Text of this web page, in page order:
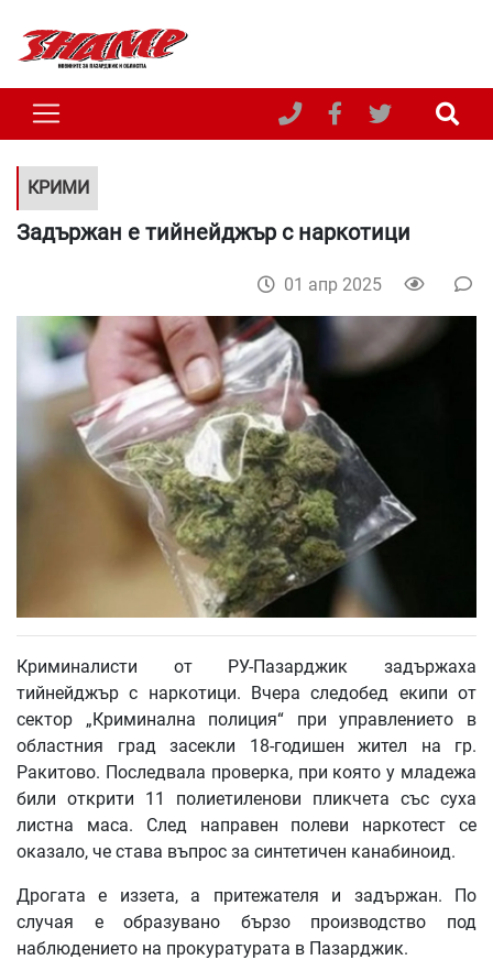
КРИМИ
Задържан е тийнейджър с наркотици
01 апр 2025
Криминалисти от РУ-Пазарджик задържаха
тийнейджър с наркотици. Вчера следобед екипи от
сектор „Криминална полиция“ при управлението в
областния град засекли 18-годишен жител на гр.
Ракитово. Последвала проверка, при която у младежа
били открити 11 полиетиленови пликчета със суха
листна маса. След направен полеви наркотест се
оказало, че става въпрос за синтетичен канабиноид.
Дрогата е иззета, а притежателя и задържан. По
случая е образувано бързо производство под
наблюдението на прокуратурата в Пазарджик.